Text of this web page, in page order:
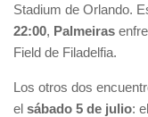
Stadium de Orlando.
22:00, Palmeiras
Field de Filadelfia.
Los otros dos
el sábado 5 de julio: el